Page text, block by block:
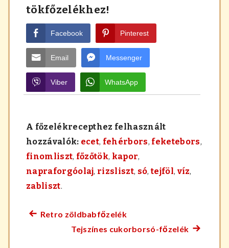
tökfőzelékhez!
Facebook Pinterest
Email Messenger
Viber WhatsApp
A főzelékrecepthez felhasznált
hozzávalók: ecet, fehérbors, feketebors,
finomliszt, főzőtök, kapor,
napraforgóolaj, rizsliszt, só,tejföl, víz,
zabliszt.
Bejegyzés
Előző
főzelék
Retro zöldbabfőzelék
Tejszínes cukorborsó-főzelék